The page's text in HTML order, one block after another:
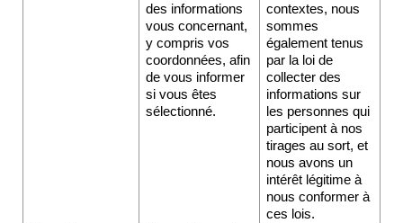
des informations
vous concernant,
y compris vos
coordonnées, afin
de vous informer
si vous êtes
sélectionné.
contextes, nous
sommes
également tenus
par la loi de
collecter des
informations sur
les personnes qui
participent à nos
tirages au sort, et
nous avons un
intérêt légitime à
nous conformer à
ces lois.